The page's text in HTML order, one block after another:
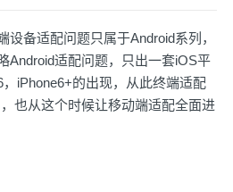
备适配问题只属于Android系列，
Android适配问题，只出一套iOS平
iPhone6+的出现，从此终端适配
也从这个时候让移动端适配全面进